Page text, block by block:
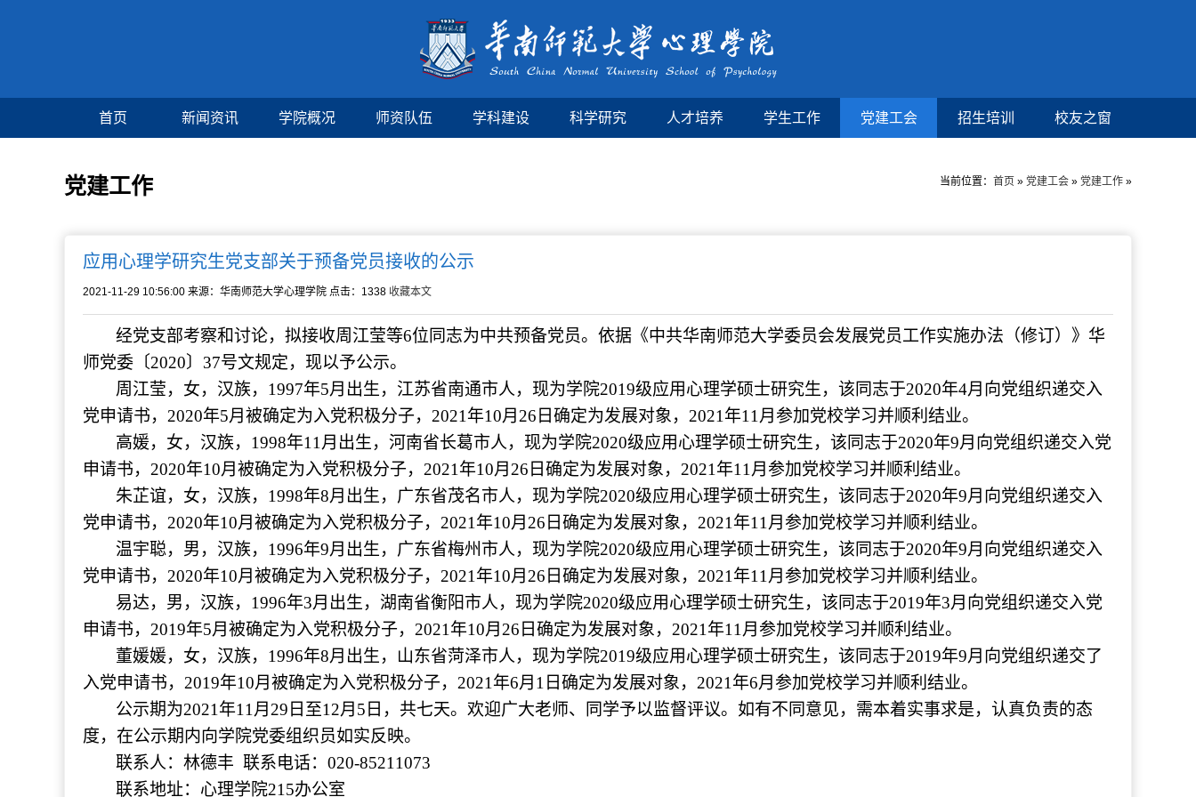
首页 新闻资讯 学院概况 师资队伍 学科建设 科学研究 人才培养 学生工作 党建工会 招生培训 校友之窗
当前位置： 首页 » 党建工会 » 党建工作 »
党建工作
应用心理学研究生党支部关于预备党员接收的公示
2021-11-29 10:56:00 来源：华南师范大学心理学院 点击： 1338 收藏本文
经党支部考察和讨论，拟接收周江莹等6位同志为中共预备党员。依据《中共华南师范大学委员会发展党员工作实施办法（修订）》华
师党委〔2020〕37号文规定，现以予公示。
周江莹，女，汉族，1997年5月出生，江苏省南通市人，现为学院2019级应用心理学硕士研究生，该同志于2020年4月向党组织递交入
党申请书，2020年5月被确定为入党积极分子，2021年10月26日确定为发展对象，2021年11月参加党校学习并顺利结业。
高媛，女，汉族，1998年11月出生，河南省长葛市人，现为学院2020级应用心理学硕士研究生，该同志于2020年9月向党组织递交入党
申请书，2020年10月被确定为入党积极分子，2021年10月26日确定为发展对象，2021年11月参加党校学习并顺利结业。
朱芷谊，女，汉族，1998年8月出生，广东省茂名市人，现为学院2020级应用心理学硕士研究生，该同志于2020年9月向党组织递交入
党申请书，2020年10月被确定为入党积极分子，2021年10月26日确定为发展对象，2021年11月参加党校学习并顺利结业。
温宇聪，男，汉族，1996年9月出生，广东省梅州市人，现为学院2020级应用心理学硕士研究生，该同志于2020年9月向党组织递交入
党申请书，2020年10月被确定为入党积极分子，2021年10月26日确定为发展对象，2021年11月参加党校学习并顺利结业。
易达，男，汉族，1996年3月出生，湖南省衡阳市人，现为学院2020级应用心理学硕士研究生，该同志于2019年3月向党组织递交入党
申请书，2019年5月被确定为入党积极分子，2021年10月26日确定为发展对象，2021年11月参加党校学习并顺利结业。
董媛媛，女，汉族，1996年8月出生，山东省菏泽市人， 现为学院2019级应用心理学硕士研究生， 该同志于2019年9月向党组织递交了
入党申请书，2019年10月被确定为入党积极分子，2021年6月1日确定为发展对象，2021年6月参加党校学习并顺利结业。
公示期为2021年11月29日至12月5日，共七天。欢迎广大老师、同学予以监督评议。如有不同意见，需本着实事求是，认真负责的态
度，在公示期内向学院党委组织员如实反映。
联系人：林德丰 联系电话：020-85211073
联系地址：心理学院215办公室